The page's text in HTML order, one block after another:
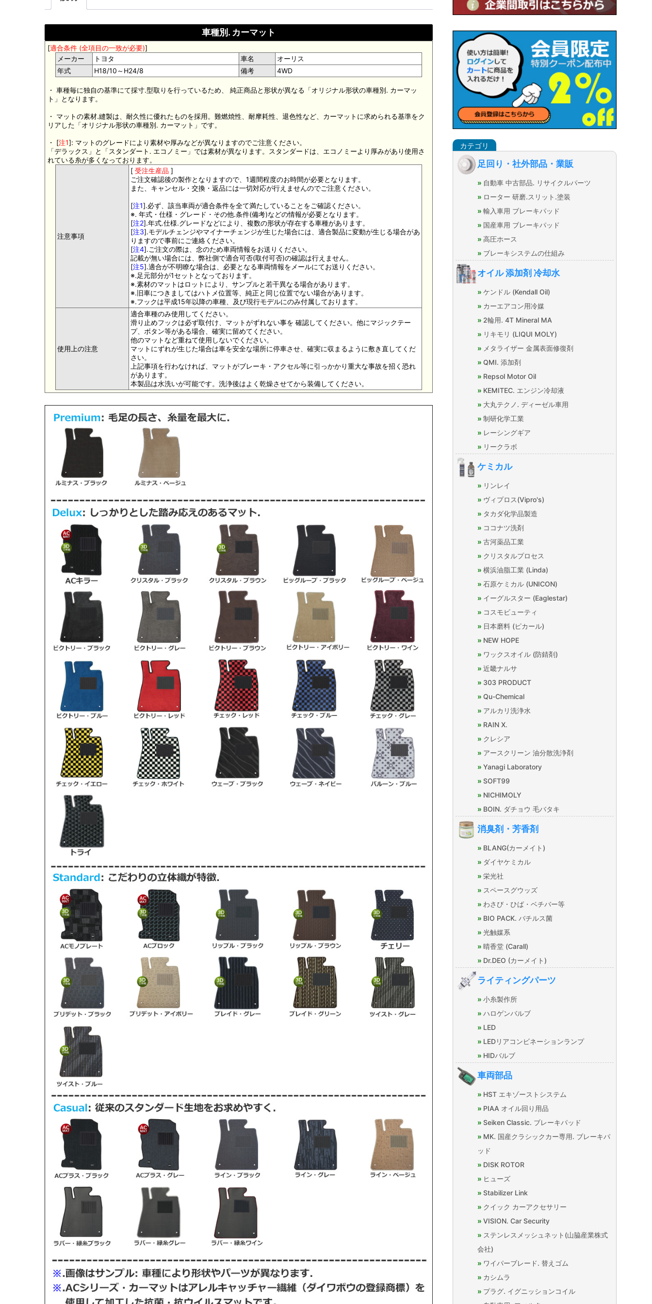
車種別. カーマット
[適合条件 (全項目の一致が必要)]
メーカー
トヨタ 車名
オーリス
年式
H18/10～H24/8 備考 4WD
・ 車種毎に独自の基準にて採寸.型取りを行っているため、 純正商品と形状が異なる「オリジナル形状の車種別. カーマッ
ト」となります。
・ マットの素材.縫製は、耐久性に優れたものを採用。難燃焼性、耐摩耗性、退色性など、カーマットに求められる基準をク
リアした「オリジナル形状の車種別. カーマット」です。
・ [注1]: マットのグレードにより素材や厚みなどが異なりますのでご注意ください。
「デラックス」と「スタンダート. エコノミー」では素材が異なります。スタンダードは、エコノミーより厚みがあり使用さ
れている糸が多くなっております。
注意事項
[ 受注生産品 ]
ご注文確認後の製作となりますので、1週間程度のお時間が必要となります。
また、キャンセル・交換・返品には一切対応が行えませんのでご注意ください。
[注1].必ず、該当車両が適合条件を全て満たしていることをご確認ください。
※. 年式・仕様・グレード・その他.条件(備考)などの情報が必要となります。
[注2].年式.仕様.グレードなどにより、複数の形状が存在する車種があります。
[注3].モデルチェンジやマイナーチェンジが生じた場合には、適合製品に変動が生じる場合があ
りますので事前にご連絡ください。
[注4].ご注文の際は、念のため車両情報をお送りください。
記載が無い場合には、弊社側で適合可否(取付可否)の確認は行えません。
[注5].適合が不明瞭な場合は、必要となる車両情報をメールにてお送りください。
※.足元部分が1セットとなっております。
※.素材のマットはロットにより、サンプルと若干異なる場合があります。
※.旧車につきましてはハトメ位置等、純正と同じ位置でない場合があります。
※.フックは平成15年以降の車種、及び現行モデルにのみ付属しております。
使用上の注意
適合車種のみ使用してください。
滑り止めフックは必ず取付け、マットがずれない事を 確認してください。他にマジックテー
プ、ボタン等がある場合、確実に留めてください。
他のマットなど重ねて使用しないでください。
マットにずれが生じた場合は車を安全な場所に停車させ、確実に収まるように敷き直してくだ
さい。
上記事項を行わなければ、マットがブレーキ・アクセル等に引っかかり重大な事故を招く恐れ
があります。
本製品は水洗いが可能です。洗浄後はよく乾燥させてから装備してください。
足回り・社外部品・業販
自動車 中古部品. リサイクルパーツ
ローター 研磨.スリット.塗装
輸入車用 ブレーキパッド
国産車用 ブレーキパッド
高圧ホース
ブレーキシステムの仕組み
オイル 添加剤 冷却水
ケンドル (Kendall Oil)
カーエアコン用冷媒
2輪用. 4T Mineral MA
リキモリ (LIQUI MOLY)
メタライザー 金属表面修復剤
QMI. 添加剤
Repsol Motor Oil
KEMITEC. エンジン冷却液
大丸テクノ. ディーゼル車用
制研化学工業
レーシングギア
リークラボ
ケミカル
リンレイ
ヴィプロス(Vipro's)
タカダ化学品製造
ココナツ洗剤
古河薬品工業
クリスタルプロセス
横浜油脂工業 (Linda)
石原ケミカル (UNICON)
イーグルスター (Eaglestar)
コスモビューティ
日本磨料 (ピカール)
NEW HOPE
ワックスオイル (防錆剤)
近畿ナルサ
303 PRODUCT
Qu-Chemical
アルカリ洗浄水
RAIN X.
クレシア
アースクリーン 油分散洗浄剤
Yanagi Laboratory
SOFT99
NICHIMOLY
BOIN. ダチョウ 毛バタキ
消臭剤・芳香剤
BLANG(カーメイト)
ダイヤケミカル
栄光社
スペースグウッズ
わさび・ひば・ベチバー等
BIO PACK. バチルス菌
光触媒系
晴香堂 (Carall)
Dr.DEO (カーメイト)
ライティングパーツ
小糸製作所
ハロゲンバルブ
LED
LEDリアコンビネーションランプ
HIDバルブ
車両部品
HST エキゾーストシステム
PIAA オイル回り用品
Seiken Classic. ブレーキパッド
MK. 国産クラシックカー専用. ブレーキパ
ッド
DISK ROTOR
ヒューズ
Stabilizer Link
クイック カーアクセサリー
VISION. Car Security
ステンレスメッシュネット(山脇産業株式
会社)
ワイパーブレード. 替えゴム
カシムラ
プラグ. イグニッションコイル